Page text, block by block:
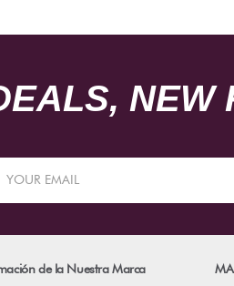
NEW
de la Nuestra Marca